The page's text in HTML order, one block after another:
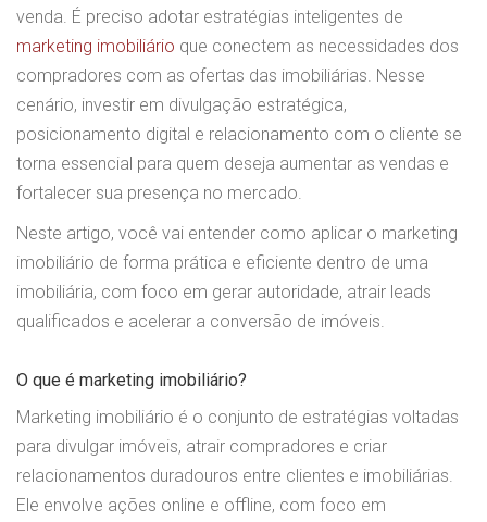
venda. É preciso adotar estratégias inteligentes de
marketing imobiliário que conectem as necessidades dos
compradores com as ofertas das imobiliárias. Nesse
cenário, investir em divulgação estratégica,
posicionamento digital e relacionamento com o cliente se
torna essencial para quem deseja aumentar as vendas e
fortalecer sua presença no mercado.
Neste artigo, você vai entender como aplicar o marketing
imobiliário de forma prática e eficiente dentro de uma
imobiliária, com foco em gerar autoridade, atrair leads
qualificados e acelerar a conversão de imóveis.
O que é marketing imobiliário?
Marketing imobiliário é o conjunto de estratégias voltadas
para divulgar imóveis, atrair compradores e criar
relacionamentos duradouros entre clientes e imobiliárias.
Ele envolve ações online e offline, com foco em